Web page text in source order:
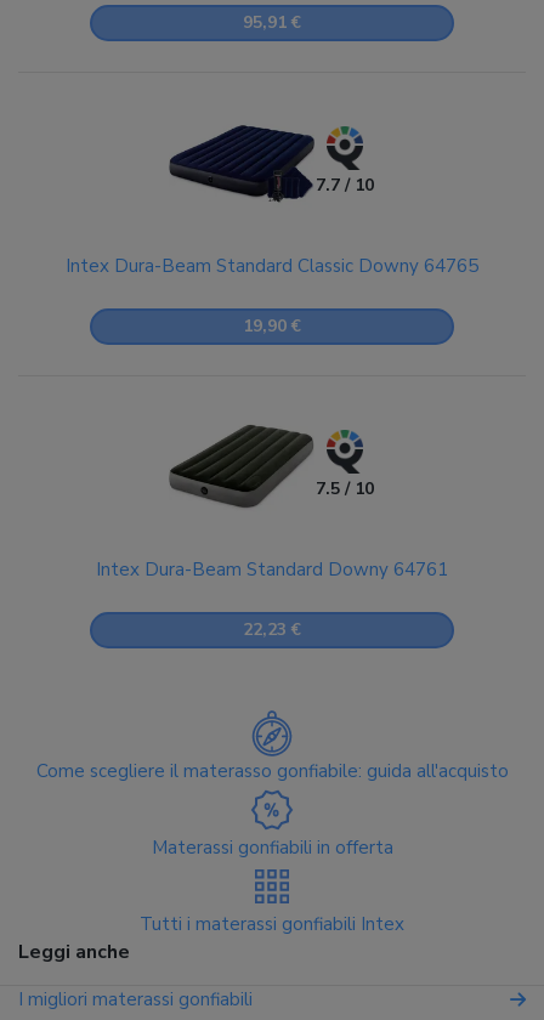
95,91 €
7.7 / 10
Intex Dura-Beam Standard Classic Downy 64765
19,90 €
7.5 / 10
Intex Dura-Beam Standard Downy 64761
22,23 €
Come scegliere il materasso gonfiabile: guida all'acquisto
Materassi gonfiabili in offerta
Tutti i materassi gonfiabili Intex
Leggi anche
I migliori materassi gonfiabili